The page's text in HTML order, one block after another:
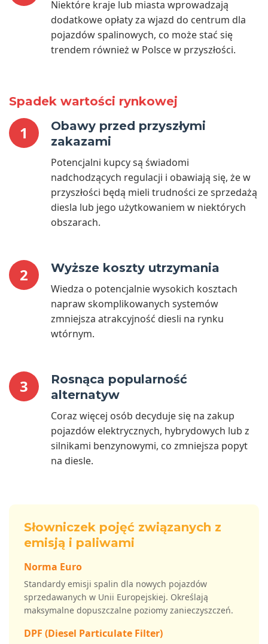
Niektóre kraje lub miasta wprowadzają
dodatkowe opłaty za wjazd do centrum dla
pojazdów spalinowych, co może stać się
trendem również w Polsce w przyszłości.
Spadek wartości rynkowej
1
Obawy przed przyszłymi
zakazami
Potencjalni kupcy są świadomi
nadchodzących regulacji i obawiają się, że w
przyszłości będą mieli trudności ze sprzedażą
diesla lub jego użytkowaniem w niektórych
obszarach.
2 Wyższe koszty utrzymania
Wiedza o potencjalnie wysokich kosztach
napraw skomplikowanych systemów
zmniejsza atrakcyjność diesli na rynku
wtórnym.
3
Rosnąca popularność
alternatyw
Coraz więcej osób decyduje się na zakup
pojazdów elektrycznych, hybrydowych lub z
silnikami benzynowymi, co zmniejsza popyt
na diesle.
Słowniczek pojęć związanych z
emisją i paliwami
Norma Euro
Standardy emisji spalin dla nowych pojazdów
sprzedawanych w Unii Europejskiej. Określają
maksymalne dopuszczalne poziomy zanieczyszczeń.
DPF (Diesel Particulate Filter)